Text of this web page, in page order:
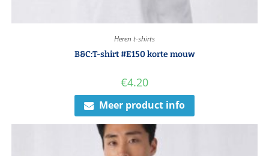
Heren t-shirts
B&C:T-shirt #E150 korte mouw
€4.20
Meer product info